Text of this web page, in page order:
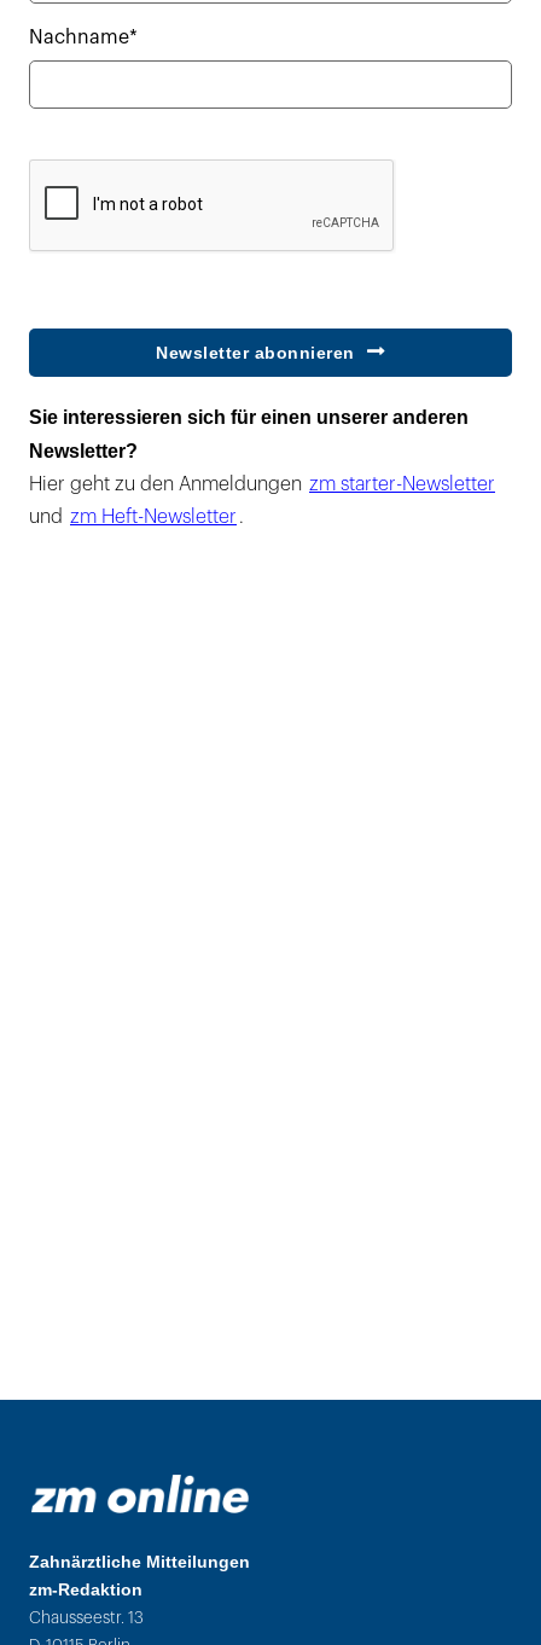
Nachname*
Newsletter abonnieren
Sie interessieren sich für einen unserer anderen
Newsletter?
Hier geht zu den Anmeldungen zm starter-Newsletter
und zm Heft-Newsletter .
Zahnärztliche Mitteilungen
zm-Redaktion
Chausseestr. 13